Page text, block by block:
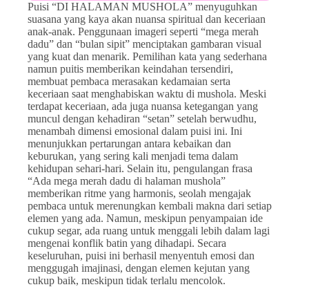
Puisi “DI HALAMAN MUSHOLA” menyuguhkan
suasana yang kaya akan nuansa spiritual dan keceriaan
anak-anak. Penggunaan imageri seperti “mega merah
dadu” dan “bulan sipit” menciptakan gambaran visual
yang kuat dan menarik. Pemilihan kata yang sederhana
namun puitis memberikan keindahan tersendiri,
membuat pembaca merasakan kedamaian serta
keceriaan saat menghabiskan waktu di mushola. Meski
terdapat keceriaan, ada juga nuansa ketegangan yang
muncul dengan kehadiran “setan” setelah berwudhu,
menambah dimensi emosional dalam puisi ini. Ini
menunjukkan pertarungan antara kebaikan dan
keburukan, yang sering kali menjadi tema dalam
kehidupan sehari-hari. Selain itu, pengulangan frasa
“Ada mega merah dadu di halaman mushola”
memberikan ritme yang harmonis, seolah mengajak
pembaca untuk merenungkan kembali makna dari setiap
elemen yang ada. Namun, meskipun penyampaian ide
cukup segar, ada ruang untuk menggali lebih dalam lagi
mengenai konflik batin yang dihadapi. Secara
keseluruhan, puisi ini berhasil menyentuh emosi dan
menggugah imajinasi, dengan elemen kejutan yang
cukup baik, meskipun tidak terlalu mencolok.